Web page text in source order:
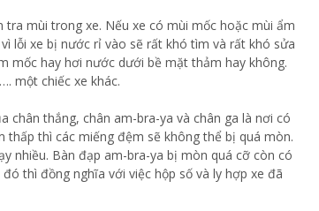
tra mùi trong xe. Nếu xe có mùi mốc hoặc mùi ẩm
lỗi xe bị nước rỉ vào sẽ rất khó tìm và rất khó sửa
mốc hay hơi nước dưới bề mặt thảm hay không.
một chiếc xe khác.
chân thắng, chân am-bra-ya và chân ga là nơi có
thì các miếng đệm sẽ không thể bị quá mòn.
nhiều. Bàn đạp am-bra-ya bị mòn quá cỡ còn có
thì đồng nghĩa với việc hộp số và ly hợp xe đã